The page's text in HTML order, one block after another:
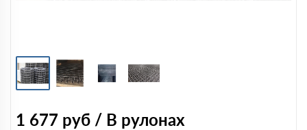
1 677 руб / В рулонах